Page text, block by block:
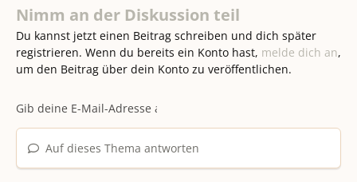
Nimm an der Diskussion teil
Du kannst jetzt einen Beitrag schreiben und dich später
registrieren. Wenn du bereits ein Konto hast, melde dich an,
um den Beitrag über dein Konto zu veröffentlichen.
Auf dieses Thema antworten